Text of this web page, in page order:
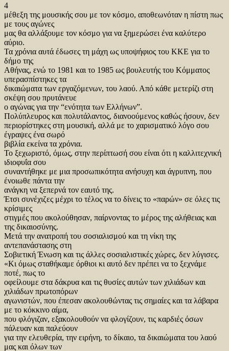
4
μέθεξη της μουσικής σου με τον κόσμο, αποθεωνόταν η πίστη πως
με τους αγώνες
μας θα αλλάξουμε τον κόσμο για να ξημερώσει ένα καλύτερο
αύριο.
Τα χρόνια αυτά έδωσες τη μάχη ως υποψήφιος του ΚΚΕ για το
δήμο της
Αθήνας, ενώ το 1981 και το 1985 ως βουλευτής του Κόμματος
υπερασπίστηκες τα
δικαιώματα των εργαζόμενων, του λαού. Από κάθε μετερίζι στη
σκέψη σου πρυτάνευε
ο αγώνας για την “ενότητα των Ελλήνων”.
Πολύπλευρος και πολυτάλαντος, διανοούμενος καθώς ήσουν, δεν
περιορίστηκες στη μουσική, αλλά με το χαρισματικό λόγο σου
έγραψες ένα σωρό
βιβλία εκείνα τα χρόνια.
Το ξεχωριστό, όμως, στην περίπτωσή σου είναι ότι η καλλιτεχνική
ιδιοφυΐα σου
συναντήθηκε με μια προσωπικότητα ανήσυχη και άγρυπνη, που
ένοιωθε πάντα την
ανάγκη να ξεπερνά τον εαυτό της.
Έτσι συνέχιζες μέχρι το τέλος να το δίνεις το «παρών» σε όλες τις
κρίσιμες
στιγμές που ακολούθησαν, παίρνοντας το μέρος της αλήθειας και
της δικαιοσύνης.
Μετά την ανατροπή του σοσιαλισμού και τη νίκη της
αντεπανάστασης στη
Σοβιετική Ένωση και τις άλλες σοσιαλιστικές χώρες, δεν λύγισες.
«Κι όμως σταθήκαμε όρθιοι κι αυτό δεν πρέπει να το ξεχνάμε
ποτέ, πως το
οφείλουμε στα δάκρυα και τις θυσίες αυτών των χιλιάδων και
χιλιάδων πρωτοπόρων
αγωνιστών, που έπεσαν ακολουθώντας τις σημαίες και τα λάβαρα
με το κόκκινο αίμα,
που φλόγιζαν, εξακολουθούν να φλογίζουν, τις καρδιές όσων
πάλευαν και παλεύουν
για την ελευθερία, την ειρήνη, το δίκαιο, τα δικαιώματα του λαού
μας και όλων των